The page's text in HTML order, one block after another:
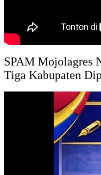
SPAM Mojolagres
Tiga Kabupaten